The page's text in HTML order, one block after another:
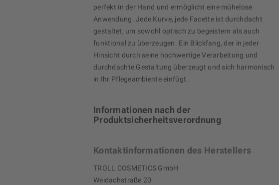
perfekt in der Hand und ermöglicht eine mühelose
Anwendung. Jede Kurve, jede Facette ist durchdacht
gestaltet, um sowohl optisch zu begeistern als auch
funktional zu überzeugen. Ein Blickfang, der in jeder
Hinsicht durch seine hochwertige Verarbeitung und
durchdachte Gestaltung überzeugt und sich harmonisch
in Ihr Pflegeambiente einfügt.
Informationen nach der
Produktsicherheitsverordnung
Kontaktinformationen des Herstellers
TROLL COSMETICS GmbH
Weidachstraße 20